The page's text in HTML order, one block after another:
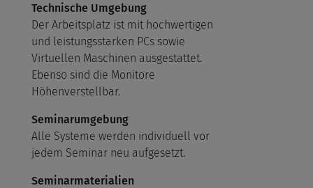
Technische Umgebung
Der Arbeitsplatz ist mit hochwertigen
und leistungsstarken PCs sowie
Virtuellen Maschinen ausgestattet.
Ebenso sind die Monitore
Höhenverstellbar.
Seminarumgebung
Alle Systeme werden individuell vor
jedem Seminar neu aufgesetzt.
Seminarmaterialien